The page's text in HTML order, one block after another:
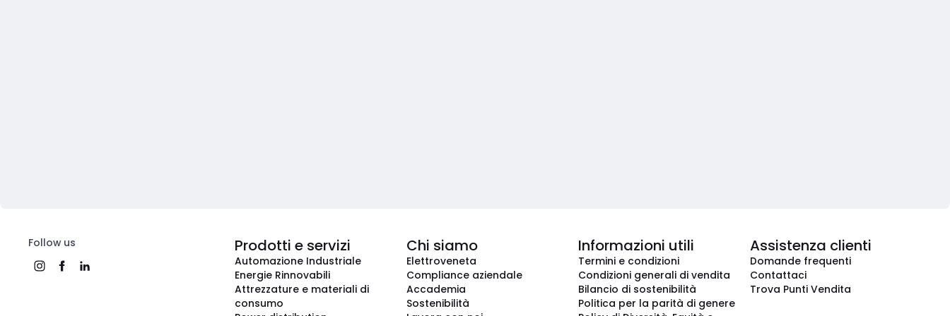
Follow us Prodotti e servizi
Automazione Industriale
Energie Rinnovabili
Attrezzature e materiali di
consumo
Chi siamo
Elettroveneta
Compliance aziendale
Accademia
Sostenibilità
Informazioni utili
Termini e condizioni
Condizioni generali di vendita
Bilancio di sostenibilità
Politica per la parità di genere
Assistenza clienti
Domande frequenti
Contattaci
Trova Punti Vendita